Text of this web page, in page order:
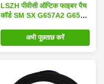
LSZH पीवीसी ऑप्टिक फाइबर पैच
कॉर्ड SM SX G657A2 G652D
अभी पूछताछ करें